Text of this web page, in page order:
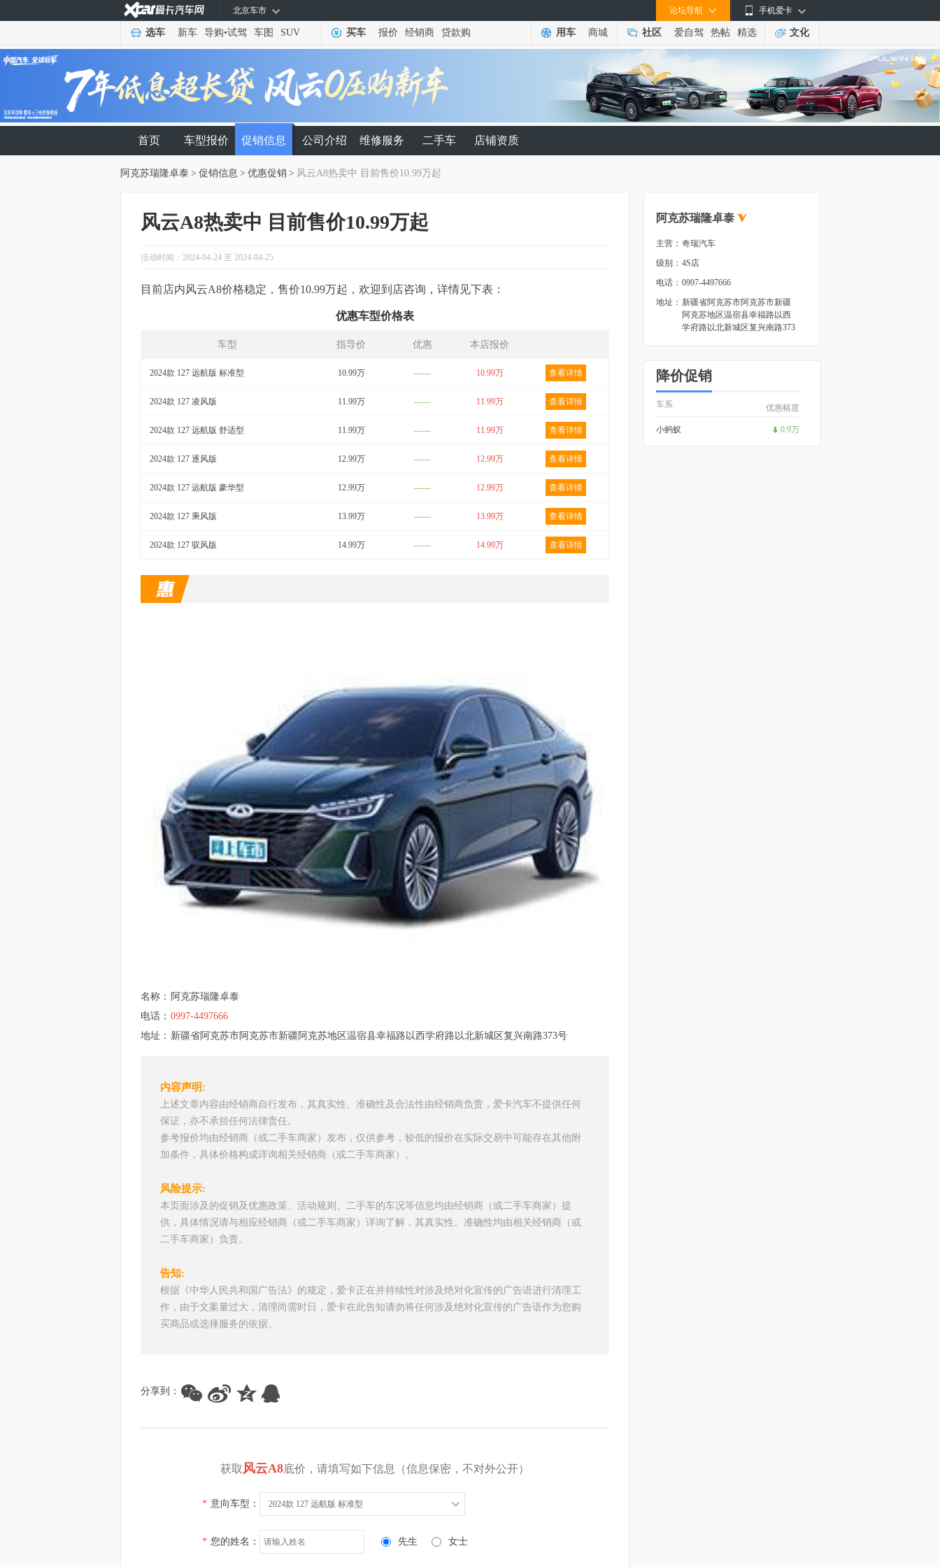
手机爱卡
论坛导航
北京车市
选车 新车 导购•试驾 车图 SUV 买车 报价 经销商 贷款购 用车 商城 社区 爱自驾 热帖 精选 文化
首页 车型报价 促销信息 公司介绍 维修服务 二手车 店铺资质
阿克苏瑞隆卓泰 > 促销信息 > 优惠促销 > 风云A8热卖中 目前售价10.99万起
风云A8热卖中 目前售价10.99万起
活动时间：2024-04-24 至 2024-04-25
目前店内风云A8价格稳定，售价10.99万起，欢迎到店咨询，详情见下表：
优惠车型价格表
车型 指导价 优惠 本店报价
2024款 127 远航版 标准型 10.99万 ------ 10.99万 查看详情
2024款 127 凌风版 11.99万 ------ 11.99万 查看详情
2024款 127 远航版 舒适型 11.99万 ------ 11.99万 查看详情
2024款 127 逐风版 12.99万 ------ 12.99万 查看详情
2024款 127 远航版 豪华型 12.99万 ------ 12.99万 查看详情
2024款 127 乘风版 13.99万 ------ 13.99万 查看详情
2024款 127 驭风版 14.99万 ------ 14.99万 查看详情
名称： 阿克苏瑞隆卓泰
电话： 0997-4497666
地址： 新疆省阿克苏市阿克苏市新疆阿克苏地区温宿县幸福路以西学府路以北新城区复兴南路373号
内容声明:
上述文章内容由经销商自行发布，其真实性、准确性及合法性由经销商负责，爱卡汽车不提供任何
保证，亦不承担任何法律责任。
参考报价均由经销商（或二手车商家）发布，仅供参考，较低的报价在实际交易中可能存在其他附
加条件，具体价格构成详询相关经销商（或二手车商家）。
风险提示:
本页面涉及的促销及优惠政策、活动规则、二手车的车况等信息均由经销商（或二手车商家）提
供，具体情况请与相应经销商（或二手车商家）详询了解，其真实性、准确性均由相关经销商（或
二手车商家）负责。
告知:
根据《中华人民共和国广告法》的规定，爱卡正在并持续性对涉及绝对化宣传的广告语进行清理工
作，由于文案量过大，清理尚需时日，爱卡在此告知请勿将任何涉及绝对化宣传的广告语作为您购
买商品或选择服务的依据。
分享到：
获取风云A8底价，请填写如下信息（信息保密，不对外公开）
* 意向车型： 2024款 127 远航版 标准型
* 您的姓名： 先生 女士
阿克苏瑞隆卓泰
主营： 奇瑞汽车
级别： 4S店
电话： 0997-4497666
地址： 新疆省阿克苏市阿克苏市新疆
阿克苏地区温宿县幸福路以西
学府路以北新城区复兴南路373
降价促销
车系 优惠幅度
小蚂蚁 0.9万